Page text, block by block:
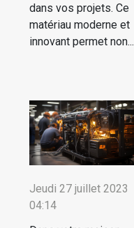
dans vos projets. Ce
matériau moderne et
innovant permet non...
Jeudi 27 juillet 2023
04:14